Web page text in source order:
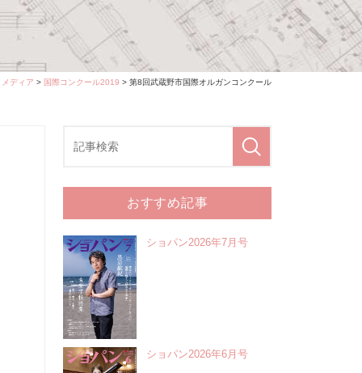
メディア > 国際コンクール2019 > 第8回武蔵野市国際オルガンコンクール
おすすめ記事
ショパン2026年7月号
ショパン2026年6月号